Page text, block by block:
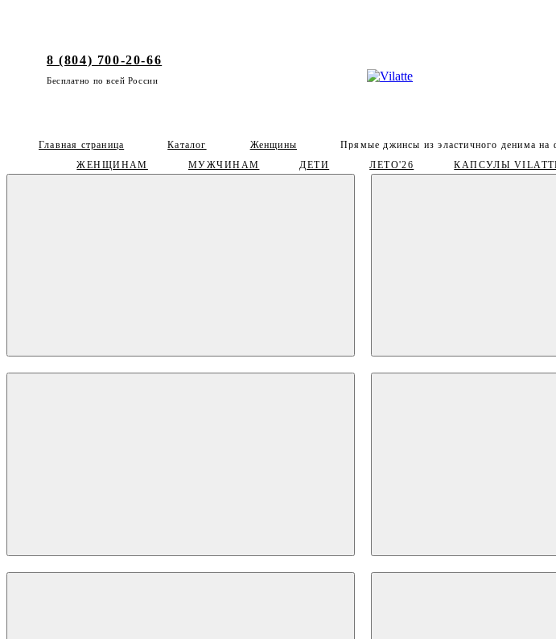
8 (804) 700-20-66
Бесплатно по всей России
ЖЕНЩИНАМ МУЖЧИНАМ ДЕТИ ЛЕТО'26 КАПСУЛЫ
Главная страница Каталог Женщины Прямые джинсы из эластичного денима на